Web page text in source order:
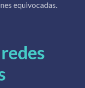
equivocadas.